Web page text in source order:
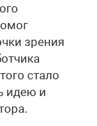
зрения
стало
идею и